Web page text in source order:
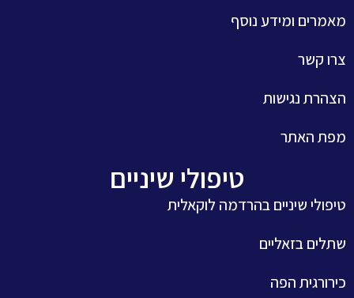
מאמרים ומידע נוסף
צרו קשר
הצהרת נגישות
מפת האתר
טיפולי שיניים
טיפולי שיניים בהרדמה לוקאלית
שתלים בזאליים
כירורגית הפה